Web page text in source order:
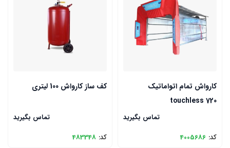
کارواش تمام اتواماتیک
touchless 720
تماس بگیرید
کد: 4005686
کف ساز کارواش 100 لیتری
تماس بگیرید
کد: 483348